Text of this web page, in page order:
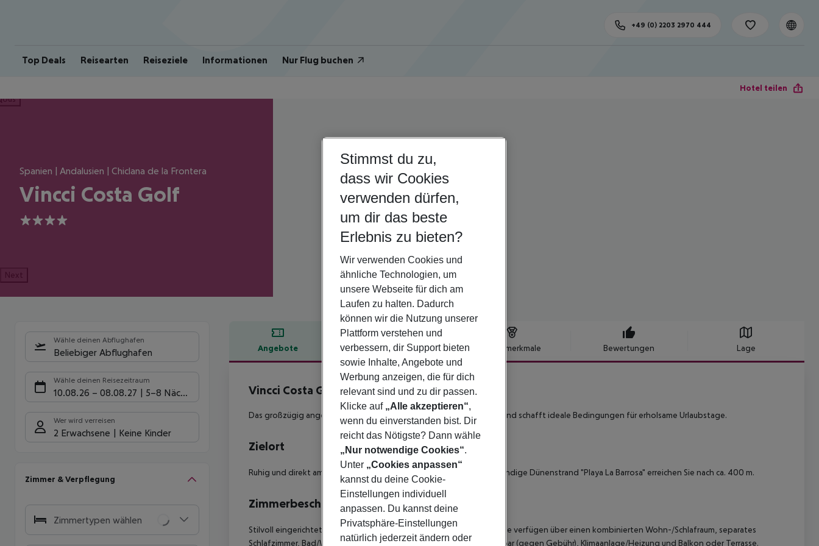
Top Deals Reisearten Reiseziele Informationen Nur Flug buchen
+49 (0) 2203 2970 444
Hotel teilen
Spanien | Andalusien | Chiclana de la Frontera
Vincci Costa Golf
4
Next
Wähle deinen Abflughafen
Beliebiger Abflughafen
Wähle deinen Reisezeitraum
10.08.26 – 08.08.27 5-8 Nächte
Wer wird verreisen
2 Erwachsene Keine Kinder
Zimmer & Verpflegung
Zimmertypen wählen
Angebote Hotelbeschreibung Hotelmerkmale Bewertungen Lage
Hotelbeschreibung
Vincci Costa Golf
4
Das großzügig angelegte Hotel besticht durch stilvolles Ambiente und schafft ideale Bedingungen für erholsame Urlaubstage.
Zielort
Ruhig und direkt am Golfplatz Novo Sancti Petri gelegen. Der feinsandige Dünenstrand "Playa La Barrosa" erreichen Sie nach ca. 400 m.
Zimmerbeschreibung
Stilvoll eingerichtete JUNIORSUITEN mit angenehmer Atmosphäre. Sie verfügen über einen kombinierten Wohn-/Schlafraum, separates
Schlafzimmer, Bad/WC, Fön, Telefon, WIFI gratis, Safe, Sat.-TV, Minibar (gegen Gebühr), Klimaanlage/Heizung und Balkon oder Terrasse.
Stimmst du zu,
dass wir Cookies
verwenden dürfen,
um dir das beste
Erlebnis zu bieten?
Wir verwenden Cookies und
ähnliche Technologien, um
unsere Webseite für dich am
Laufen zu halten. Dadurch
können wir die Nutzung unserer
Plattform verstehen und
verbessern, dir Support bieten
sowie Inhalte, Angebote und
Werbung anzeigen, die für dich
relevant sind und zu dir passen.
Klicke auf „Alle akzeptieren“,
wenn du einverstanden bist. Dir
reicht das Nötigste? Dann wähle
„Nur notwendige Cookies“.
Unter „Cookies anpassen“
kannst du deine Cookie-
Einstellungen individuell
anpassen. Du kannst deine
Privatsphäre-Einstellungen
natürlich jederzeit ändern oder